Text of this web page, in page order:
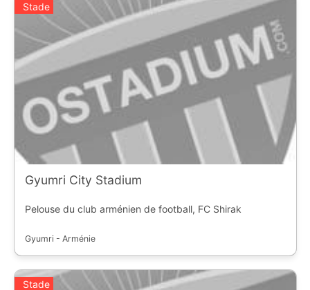
Stade
Gyumri City Stadium
Pelouse du club arménien de football, FC Shirak
Gyumri - Arménie
Stade